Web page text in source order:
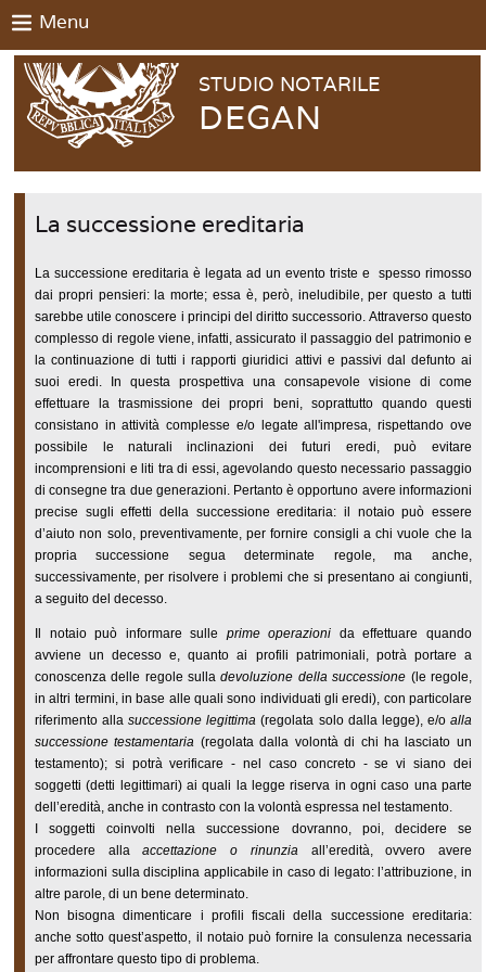
Menu
STUDIO NOTARILE
DEGAN
La successione ereditaria
La successione ereditaria è legata ad un evento triste e spesso rimosso
dai propri pensieri: la morte; essa è, però, ineludibile, per questo a tutti
sarebbe utile conoscere i principi del diritto successorio. Attraverso questo
complesso di regole viene, infatti, assicurato il passaggio del patrimonio e
la continuazione di tutti i rapporti giuridici attivi e passivi dal defunto ai
suoi eredi. In questa prospettiva una consapevole visione di come
effettuare la trasmissione dei propri beni, soprattutto quando questi
consistano in attività complesse e/o legate all'impresa, rispettando ove
possibile le naturali inclinazioni dei futuri eredi, può evitare
incomprensioni e liti tra di essi, agevolando questo necessario passaggio
di consegne tra due generazioni. Pertanto è opportuno avere informazioni
precise sugli effetti della successione ereditaria: il notaio può essere
d’aiuto non solo, preventivamente, per fornire consigli a chi vuole che la
propria successione segua determinate regole, ma anche,
successivamente, per risolvere i problemi che si presentano ai congiunti,
a seguito del decesso.
Il notaio può informare sulle prime operazioni da effettuare quando
avviene un decesso e, quanto ai profili patrimoniali, potrà portare a
conoscenza delle regole sulladevoluzione della successione (le regole,
in altri termini, in base alle quali sono individuati gli eredi), con particolare
riferimento allasuccessione legittima (regolata solo dalla legge), e/o alla
successione testamentaria (regolata dalla volontà di chi ha lasciato un
testamento); si potrà verificare - nel caso concreto - se vi siano dei
soggetti (detti legittimari) ai quali la legge riserva in ogni caso una parte
dell’eredità, anche in contrasto con la volontà espressa nel testamento.
I soggetti coinvolti nella successione dovranno, poi, decidere se
procedere allaaccettazione o rinunziaall’eredità, ovvero avere
informazioni sulla disciplina applicabile in caso di legato: l’attribuzione, in
altre parole, di un bene determinato.
Non bisogna dimenticare i profili fiscali della successione ereditaria:
anche sotto quest’aspetto, il notaio può fornire la consulenza necessaria
per affrontare questo tipo di problema.